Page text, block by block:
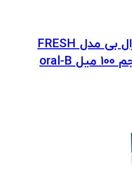
خمیردندان اورال بی مدل FRESH